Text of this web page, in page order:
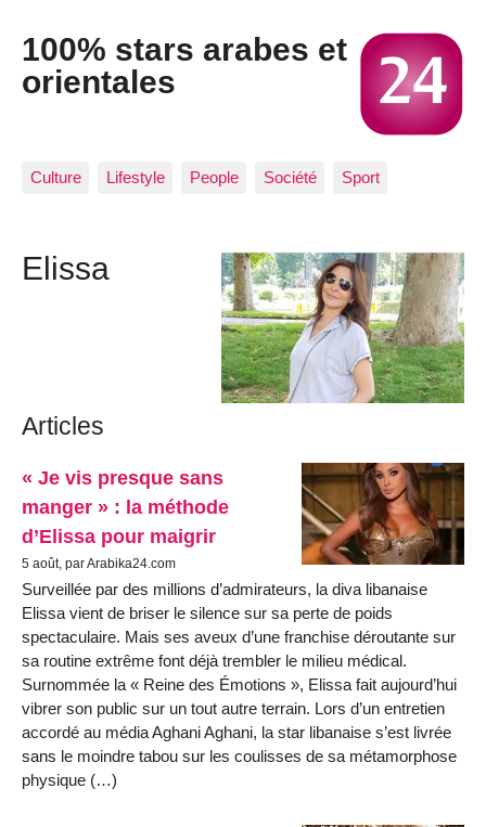
100% stars arabes et
orientales
Culture Lifestyle People Société Sport
Elissa
Articles
« Je vis presque sans
manger » : la méthode
d’Elissa pour maigrir
5 août, par Arabika24.com
Surveillée par des millions d’admirateurs, la diva libanaise
Elissa vient de briser le silence sur sa perte de poids
spectaculaire. Mais ses aveux d’une franchise déroutante sur
sa routine extrême font déjà trembler le milieu médical.
Surnommée la « Reine des Émotions », Elissa fait aujourd’hui
vibrer son public sur un tout autre terrain. Lors d’un entretien
accordé au média Aghani Aghani, la star libanaise s’est livrée
sans le moindre tabou sur les coulisses de sa métamorphose
physique (…)